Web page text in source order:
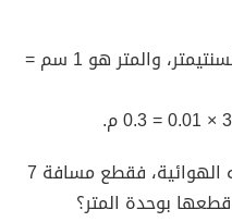
معامل التحويل بين وحدتي السنتيمتر، والمتر هو 1 سم =
خرج أحمد للعب بدراجته الهوائية، فقطع مسافة 7
بوحدة المتر؟